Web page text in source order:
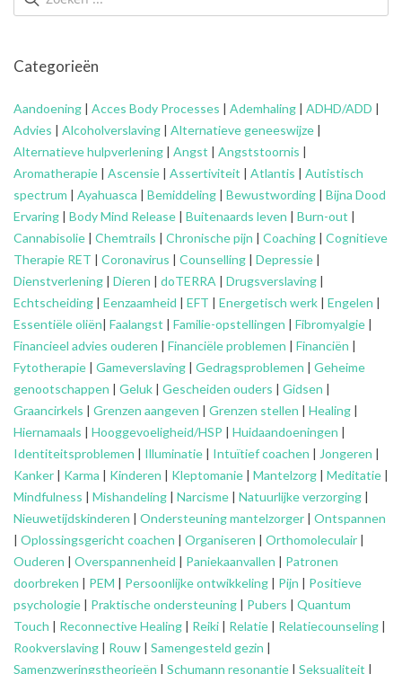
Categorieën
Aandoening | Acces Body Processes | Ademhaling | ADHD/ADD |
Advies | Alcoholverslaving | Alternatieve geneeswijze |
Alternatieve hulpverlening | Angst | Angststoornis |
Aromatherapie | Ascensie | Assertiviteit | Atlantis | Autistisch
spectrum | Ayahuasca | Bemiddeling | Bewustwording | Bijna Dood
Ervaring | Body Mind Release | Buitenaards leven | Burn-out |
Cannabisolie | Chemtrails | Chronische pijn | Coaching | Cognitieve
Therapie RET | Coronavirus | Counselling | Depressie |
Dienstverlening | Dieren | doTERRA | Drugsverslaving |
Echtscheiding | Eenzaamheid | EFT | Energetisch werk | Engelen |
Essentiële oliën| Faalangst | Familie-opstellingen | Fibromyalgie |
Financieel advies ouderen | Financiële problemen | Financiën |
Fytotherapie | Gameverslaving | Gedragsproblemen | Geheime
genootschappen | Geluk | Gescheiden ouders | Gidsen |
Graancirkels | Grenzen aangeven | Grenzen stellen | Healing |
Hiernamaals | Hooggevoeligheid/HSP | Huidaandoeningen |
Identiteitsproblemen | Illuminatie | Intuïtief coachen | Jongeren |
Kanker | Karma | Kinderen | Kleptomanie | Mantelzorg | Meditatie |
Mindfulness | Mishandeling | Narcisme | Natuurlijke verzorging |
Nieuwetijdskinderen | Ondersteuningmantelzorger | Ontspannen
| Oplossingsgericht coachen | Organiseren | Orthomoleculair |
Ouderen | Overspannenheid | Paniekaanvallen | Patronen
doorbreken | PEM | Persoonlijke ontwikkeling | Pijn | Positieve
psychologie | Praktische ondersteuning | Pubers | Quantum
Touch | Reconnective Healing | Reiki | Relatie | Relatiecounseling |
Rookverslaving | Rouw | Samengesteld gezin |
Samenzweringstheorieën | Schumann resonantie | Seksualiteit |